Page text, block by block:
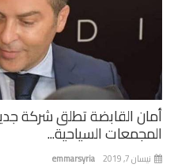
القابضة تطلق شركة جديدة
السياحية...
emmarsyria 7, 2019